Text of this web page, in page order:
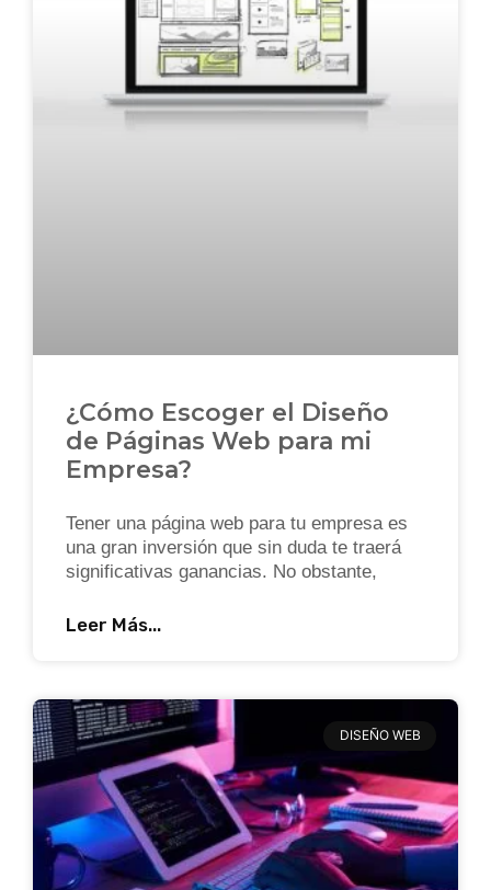
¿Cómo Escoger el Diseño
de Páginas Web para mi
Empresa?
Tener una página web para tu empresa es
una gran inversión que sin duda te traerá
significativas ganancias. No obstante,
Leer Más...
DISEÑO WEB